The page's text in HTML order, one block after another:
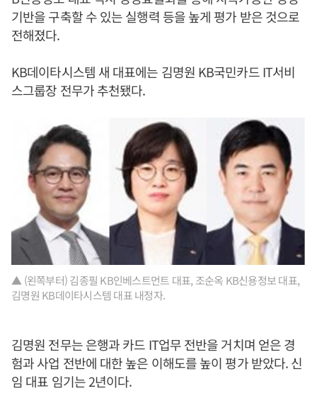
기반을 구축할 수 있는 실행력 등을 높게 평가 받은 것으로
전해졌다.
KB데이타시스템 새 대표에는 김명원 KB국민카드 IT서비
스그룹장 전무가 추천됐다.
▲ (왼쪽부터) 김종필 KB인베스트먼트 대표, 조순옥 KB신용정보 대표,
김명원 KB데이타시스템 대표 내정자.
김명원 전무는 은행과 카드 IT업무 전반을 거치며 얻은 경
험과 사업 전반에 대한 높은 이해도를 높이 평가 받았다. 신
임 대표 임기는 2년이다.